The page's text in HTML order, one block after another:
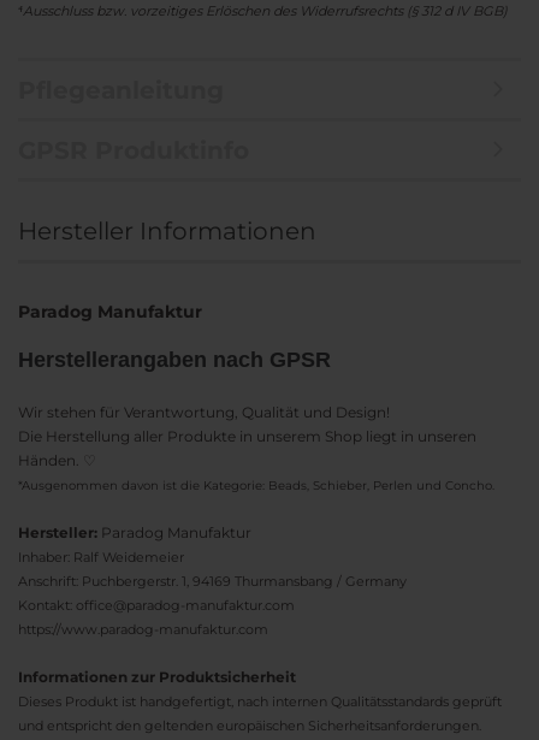
⁴Ausschluss bzw. vorzeitiges Erlöschen des Widerrufsrechts (§ 312 d IV BGB)
Hersteller Informationen
Paradog Manufaktur
Herstellerangaben nach GPSR
Wir stehen für Verantwortung, Qualität und Design!
Die Herstellung aller Produkte in unserem Shop liegt in unseren
Händen. ♡
*Ausgenommen davon ist die Kategorie: Beads, Schieber, Perlen und Concho.
Hersteller: Paradog Manufaktur
Inhaber: Ralf Weidemeier
Anschrift: Puchbergerstr. 1, 94169 Thurmansbang / Germany
Kontakt: office@paradog-manufaktur.com
https://www.paradog-manufaktur.com
Informationen zur Produktsicherheit
Dieses Produkt ist handgefertigt, nach internen Qualitätsstandards geprüft
und entspricht den geltenden europäischen Sicherheitsanforderungen.